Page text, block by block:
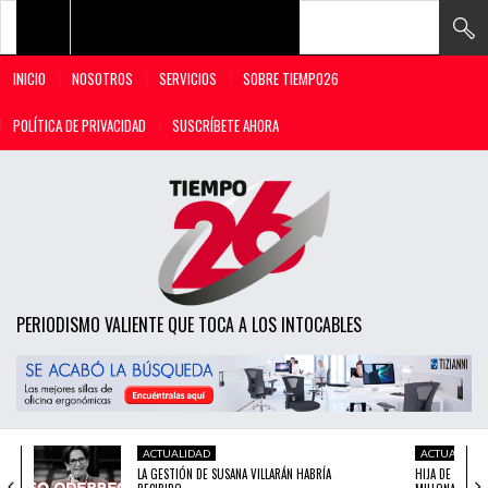
INICIO NOSOTROS SERVICIOS SOBRE TIEMPO26
POLÍTICA DE PRIVACIDAD SUSCRÍBETE AHORA
PERIODISMO VALIENTE QUE TOCA A LOS INTOCABLES
CIENCIA
OPINIÓN
TECH ACTUALIDAD
LA GESTIÓN DE SUSANA VILLARÁN HABRÍA
ACTUALIDAD
HIJA DE